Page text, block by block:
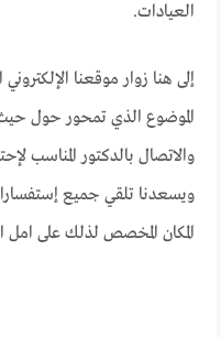
العيادات.
إلى هنا زوار موقعنا
الموضوع الذي تمحور حول
والاتصال بالدكتور المناسب
ويسعدنا تلقي جميع
المكان المخصص لذلك على